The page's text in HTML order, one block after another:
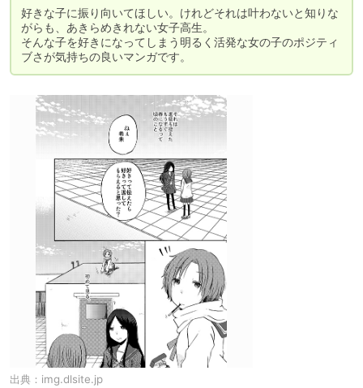
好きな子に振り向いてほしい。けれどそれは叶わないと知りな
がらも、あきらめきれない女子高生。
そんな子を好きになってしまう明るく活発な女の子のポジティ
ブさが気持ちの良いマンガです。
出典： img.dlsite.jp